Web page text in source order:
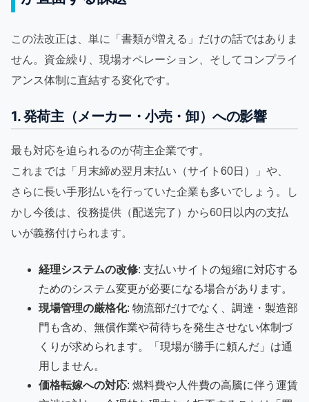
この法改正は、単に「書類が増える」だけの話ではありま
せん。資金繰り、現場オペレーション、そしてコンプライ
アンス体制に直結する変化です。
1. 発荷主（メーカー・小売・卸）への影響
最も対応を迫られるのが荷主企業です。
これまでは「月末締め翌月末払い（サイト60日）」や、
さらに長い手形払いを行っていた企業も多いでしょう。し
かし今後は、役務提供（配送完了）から60日以内の支払
いが義務付けられます。
経理システムの改修: 支払いサイトの短縮に対応する
ためのシステム変更が必要になる場合があります。
現場管理の厳格化: 物流部だけでなく、調達・製造部
門も含め、無償作業や荷待ちを発生させない体制づ
くりが求められます。「現場が勝手に頼んだ」は通
用しません。
価格転嫁への対応: 燃料費や人件費の高騰に伴う運賃